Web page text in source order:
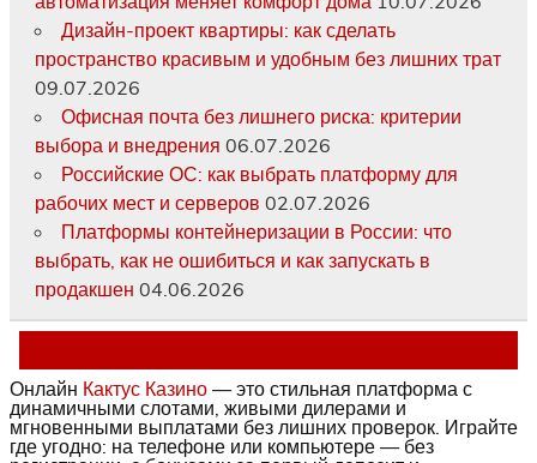
Дизайн-проект квартиры: как сделать
пространство красивым и удобным без лишних трат
09.07.2026
Офисная почта без лишнего риска: критерии
выбора и внедрения 06.07.2026
Российские ОС: как выбрать платформу для
рабочих мест и серверов 02.07.2026
Платформы контейнеризации в России: что
выбрать, как не ошибиться и как запускать в
продакшен 04.06.2026
Онлайн Кактус Казино — это стильная платформа с
динамичными слотами, живыми дилерами и
мгновенными выплатами без лишних проверок. Играйте
где угодно: на телефоне или компьютере — без